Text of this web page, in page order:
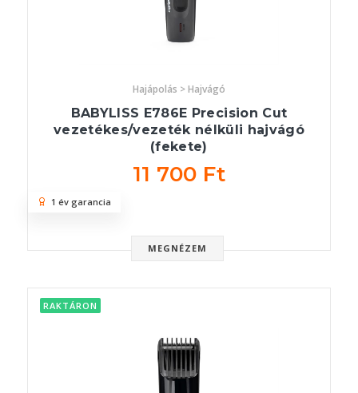
Hajápolás > Hajvágó
BABYLISS E786E Precision Cut
vezetékes/vezeték nélküli hajvágó
(fekete)
11 700 Ft
MEGNÉZEM
1 év garancia
RAKTÁRON